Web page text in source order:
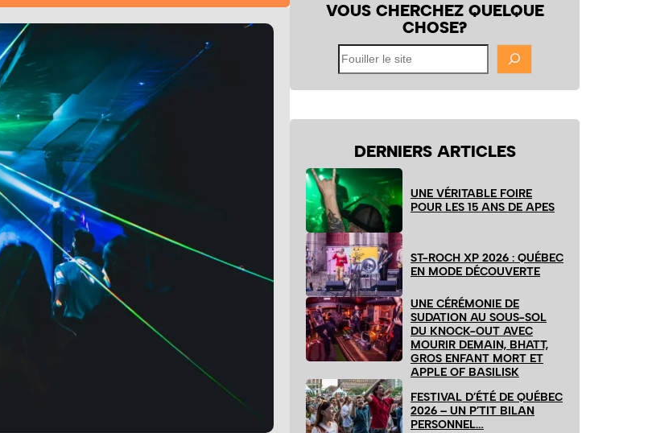
VOUS CHERCHEZ QUELQUE
CHOSE?
Fouiller
le
site
DERNIERS ARTICLES
UNE VÉRITABLE FOIRE
POUR LES 15 ANS DE APES
ST-ROCH XP 2026 : QUÉBEC
EN MODE DÉCOUVERTE
UNE CÉRÉMONIE DE
SUDATION AU SOUS-SOL
DU KNOCK-OUT AVEC
MOURIR DEMAIN, BHATT,
GROS ENFANT MORT ET
APPLE OF BASILISK
FESTIVAL D’ÉTÉ DE QUÉBEC
2026 – UN P’TIT BILAN
PERSONNEL…